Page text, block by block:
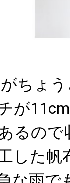
ちょ
が
るので
した